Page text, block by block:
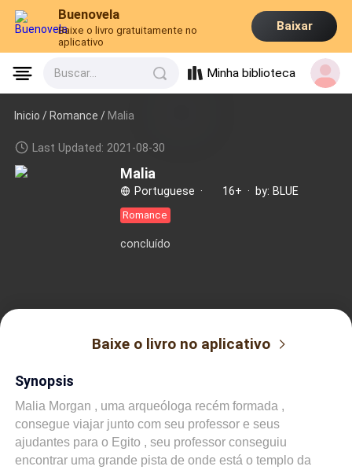
Buenovela
Baixe o livro gratuitamente no
aplicativo
Baixar
Buscar... Minha biblioteca
Inicio /Romance / Malia
Last Updated: 2021-08-30
Malia
Portuguese · 16+ · by: BLUE
Romance
concluído
Baixe o livro no aplicativo
Synopsis
Malia Morgan , uma arqueóloga recém formada ,
consegue viajar junto com seu professor e seus
ajudantes para o Egito , seu professor conseguiu
encontrar uma grande pista de onde está o templo da